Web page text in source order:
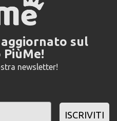
sul
PiùMe!
newsletter!
ISCRIVITI